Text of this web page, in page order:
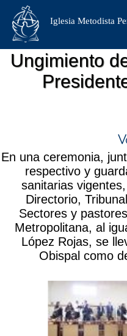
Iglesia Metodista
Ungimiento
En una ceremonia,
respectivo y
sanitarias
Directorio,
Sectores y
Metropolitana, al
López Rojas, se
Obispal como